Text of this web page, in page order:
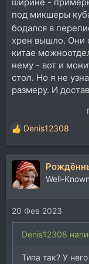
под микшеры
бодался в
хрен вышло. Они
китае
нему - вот и
стол. Но я не
размеру. И
Р
е
а
ц
и
и
:
Denis12308
Well-
20 Фев 2023
Denis12308
Типа так? У